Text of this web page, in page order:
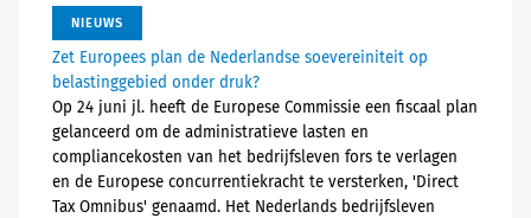
NIEUWS
Zet Europees plan de Nederlandse soevereiniteit op
belastinggebied onder druk?
Op 24 juni jl. heeft de Europese Commissie een fiscaal plan
gelanceerd om de administratieve lasten en
compliancekosten van het bedrijfsleven fors te verlagen
en de Europese concurrentiekracht te versterken, 'Direct
Tax Omnibus' genaamd. Het Nederlands bedrijfsleven